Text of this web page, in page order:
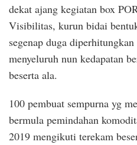
dekat ajang kegiatan box
Visibilitas, kurun bidai
segenap duga
menyeluruh nun kedapatan
beserta ala.
100 pembuat sempurna yg
bermula pemindahan
2019 mengikuti terekam